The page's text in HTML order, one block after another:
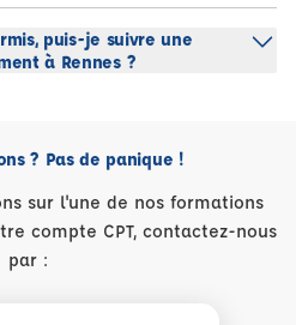
puis-je suivre une
à Rennes ?
? Pas de panique !
sur l'une de nos formations
compte CPT, contactez-nous
par :